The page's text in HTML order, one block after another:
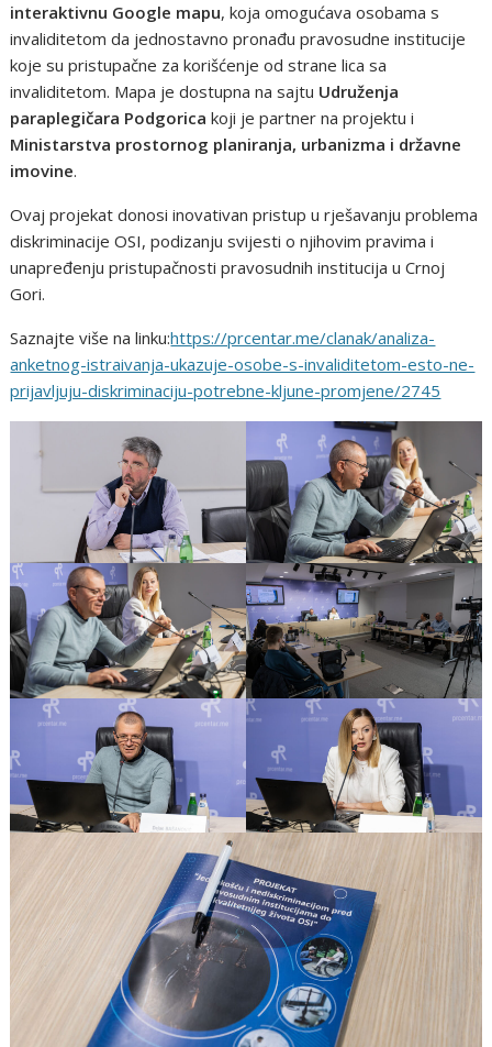
interaktivnu Google mapu, koja omogućava osobama s
invaliditetom da jednostavno pronađu pravosudne institucije
koje su pristupačne za korišćenje od strane lica sa
invaliditetom. Mapa je dostupna na sajtu Udruženja
paraplegičara Podgorica koji je partner na projektu i
Ministarstva prostornog planiranja, urbanizma i državne
imovine.
Ovaj projekat donosi inovativan pristup u rješavanju problema
diskriminacije OSI, podizanju svijesti o njihovim pravima i
unapređenju pristupačnosti pravosudnih institucija u Crnoj
Gori.
Saznajte više na linku:https://prcentar.me/clanak/analiza-
anketnog-istraivanja-ukazuje-osobe-s-invaliditetom-esto-ne-
prijavljuju-diskriminaciju-potrebne-kljune-promjene/2745